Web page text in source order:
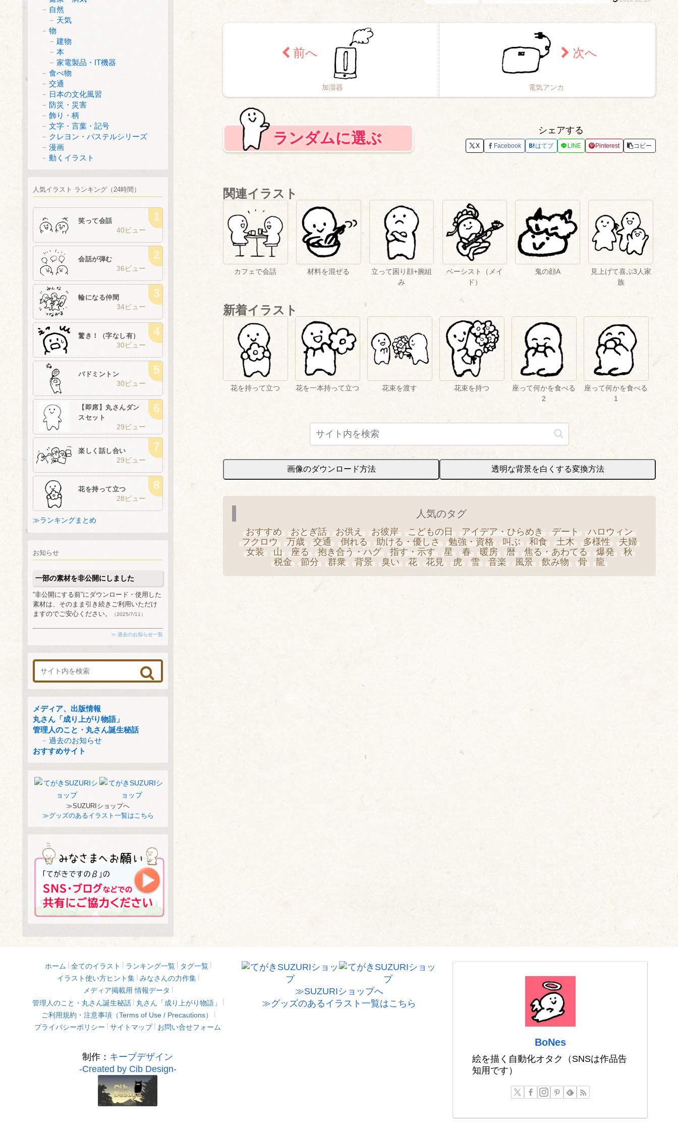
加湿器 電気アンカ
ランダムに選ぶ シェアする
X Facebook はてブ LINE Pinterest コピー
関連イラスト
カフェで会話 材料を混ぜる
立って困り顔+腕組
み
ベーシスト（メイ
ド）
鬼の顔A
見上げて喜ぶ3人家
族
新着イラスト
花を持って立つ 花を一本持って立つ 花束を渡す 花束を持つ
座って何かを食べる
2
座って何かを食べる
1
画像のダウンロード方法 透明な背景を白くする変換方法
人気のタグ
おすすめ おとぎ話 お供え お彼岸 こどもの日 アイデア・ひらめき デート
ハロウィン
フクロウ
万歳 交通 倒れる 助ける・優しさ 勉強・資格 叫ぶ 和食 土木 多様性
夫婦
女装
山 座る 抱き合う・ハグ 指す・示す 星 春 暖房 暦 焦る・あわてる 爆発
秋
税金
節分 群衆 背景 臭い 花 花見 虎 雪 音楽 風景 飲み物 骨 龍
自然
天気
物
建物
本
家電製品・IT機器
食べ物
交通
日本の文化風習
防災・災害
飾り・柄
文字・言葉・記号
クレヨン・パステルシリーズ
漫画
動くイラスト
人気イラスト ランキング（24時間）
笑って会話
40ビュー
会話が弾む
36ビュー
輪になる仲間
34ビュー
驚き！（字なし有）
30ビュー
バドミントン
30ビュー
【即席】丸さんダン
スセット
29ビュー
楽しく話し合い
29ビュー
花を持って立つ
28ビュー
≫ランキングまとめ
お知らせ
一部の素材を非公開にしました
“非公開にする前”にダウンロード・使用した
素材は、そのまま引き続きご利用いただけ
ますのでご安心ください。
（2025/7/11）
≫ 過去のお知らせ一覧
メディア、出版情報
丸さん「成り上がり物語」
管理人のこと・丸さん誕生秘話
過去のお知らせ
おすすめサイト
≫SUZURIショップへ
≫グッズのあるイラスト一覧はこちら
ホーム 全てのイラスト ランキング一覧
タグ一覧
イラスト使い方ヒント集
みなさんの力作集
メディア掲載用 情報データ
管理人のこと・丸さん誕生秘話
丸さん「成り上がり物語」
ご利用規約・注意事項（Terms of Use / Precautions）
プライバシーポリシー
サイトマップ お問い合せフォーム
制作： キーブデザイン
-Created by Cib Design-
≫SUZURIショップへ
≫グッズのあるイラスト一覧はこちら
BoNes
絵を描く自動化オタク（SNSは作品告
知用です）